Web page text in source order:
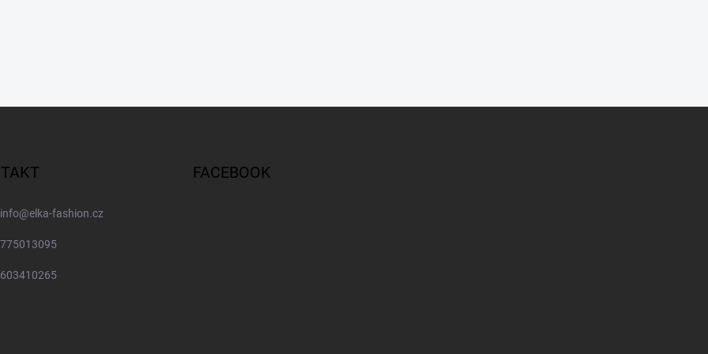
info@elka-fashion.cz
775013095
603410265
FACEBOOK